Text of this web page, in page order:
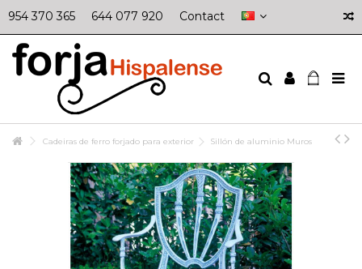
954 370 365 644 077 920 Contact
Cadeiras de ferro forjado para exterior Sillón de aluminio Muros